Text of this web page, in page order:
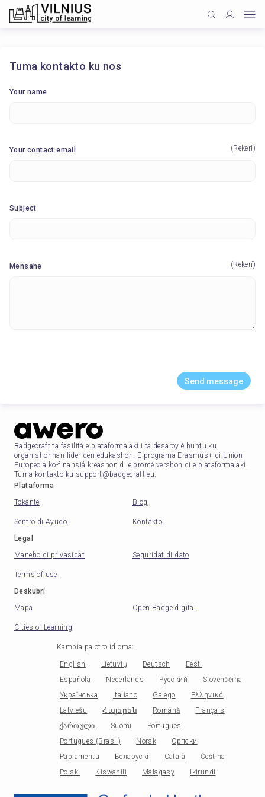
Tuma kontakto ku nos
Your name
Your contact email (Rekerí)
Subject
Mensahe (Rekerí)
Send message
Badgecraft ta fasilitá e plataforma akí i ta desaroy'é huntu ku
organishonnan líder den edukashon. E programa Erasmus+ di Union
Europeo a ko-finansiá kreashon di e promé vershon di e plataforma akí.
Tuma kontakto ku support@badgecraft.eu.
Plataforma
Tokante
Blog
Sentro di Ayudo
Kontakto
Legal
Maneho di privasidat
Seguridat di dato
Terms of use
Deskubrí
Mapa
Open Badge digital
Cities of Learning
Kambia pa otro idioma:
English Lietuvių Deutsch
Eesti
Española
Nederlands Русский
Slovenščina
Українська
Italiano Galego
Ελληνικά
Latviešu
Հայերեն Română
Français
ქართული
Suomi
Portugues
Portugues (Brasil)
Norsk
Српски
Papiamentu
Беларускі Català
Čeština
Polski
Kiswahili Malagasy Ikirundi